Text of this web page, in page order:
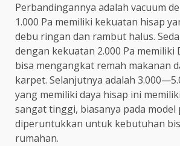
Perbandingannya adalah vacuum
1.000 Pa memiliki kekuatan hisap
debu ringan dan rambut halus.
dengan kekuatan 2.000 Pa memiliki
bisa mengangkat remah makanan
karpet. Selanjutnya adalah
yang memiliki daya hisap ini
sangat tinggi, biasanya pada model
diperuntukkan untuk kebutuhan
rumahan.